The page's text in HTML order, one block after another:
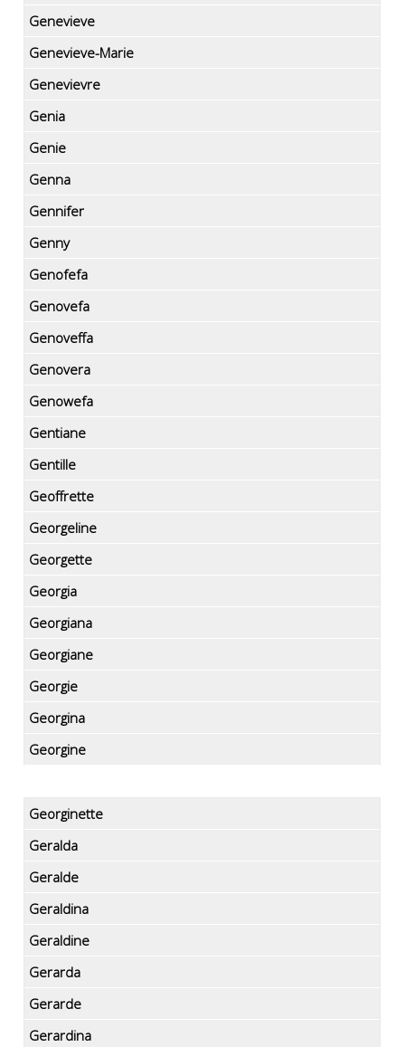
Genevieve
Genevieve-Marie
Genevievre
Genia
Genie
Genna
Gennifer
Genny
Genofefa
Genovefa
Genoveffa
Genovera
Genowefa
Gentiane
Gentille
Geoffrette
Georgeline
Georgette
Georgia
Georgiana
Georgiane
Georgie
Georgina
Georgine
Georginette
Geralda
Geralde
Geraldina
Geraldine
Gerarda
Gerarde
Gerardina